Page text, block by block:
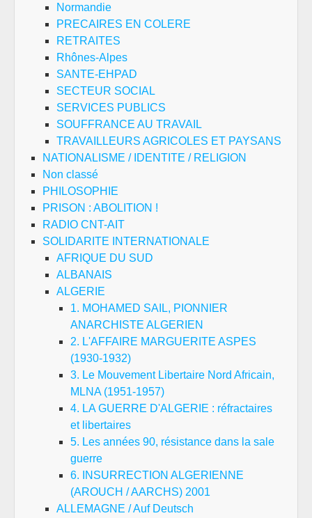
Normandie
PRECAIRES EN COLERE
RETRAITES
Rhônes-Alpes
SANTE-EHPAD
SECTEUR SOCIAL
SERVICES PUBLICS
SOUFFRANCE AU TRAVAIL
TRAVAILLEURS AGRICOLES ET PAYSANS
NATIONALISME / IDENTITE / RELIGION
Non classé
PHILOSOPHIE
PRISON : ABOLITION !
RADIO CNT-AIT
SOLIDARITE INTERNATIONALE
AFRIQUE DU SUD
ALBANAIS
ALGERIE
1. MOHAMED SAIL, PIONNIER
ANARCHISTE ALGERIEN
2. L'AFFAIRE MARGUERITE ASPES
(1930-1932)
3. Le Mouvement Libertaire Nord Africain,
MLNA (1951-1957)
4. LA GUERRE D'ALGERIE : réfractaires
et libertaires
5. Les années 90, résistance dans la sale
guerre
6. INSURRECTION ALGERIENNE
(AROUCH / AARCHS) 2001
ALLEMAGNE / Auf Deutsch